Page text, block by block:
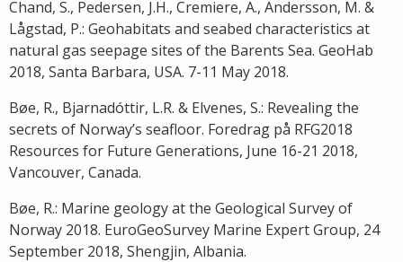
Chand, S., Pedersen, J.H., Cremiere, A., Andersson, M. &
Lågstad, P.: Geohabitats and seabed characteristics at
natural gas seepage sites of the Barents Sea. GeoHab
2018, Santa Barbara, USA. 7-11 May 2018.
Bøe, R., Bjarnadóttir, L.R. & Elvenes, S.: Revealing the
secrets of Norway’s seafloor. Foredrag på RFG2018
Resources for Future Generations, June 16-21 2018,
Vancouver, Canada.
Bøe, R.: Marine geology at the Geological Survey of
Norway 2018. EuroGeoSurvey Marine Expert Group, 24
September 2018, Shengjin, Albania.